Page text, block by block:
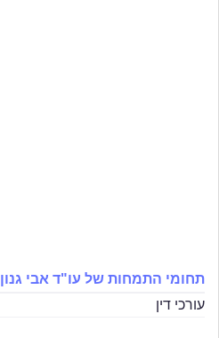
תחומי התמחות של עו"ד אבי גנון
עורכי דין